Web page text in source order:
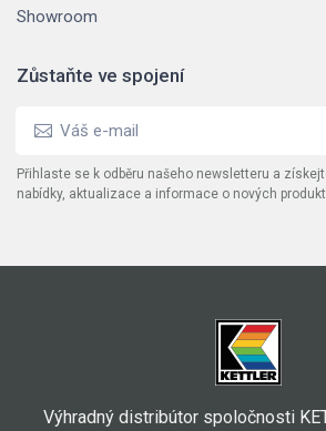
Showroom
Zůstaňte ve spojení
Přihlaste se k odběru našeho newsletteru a
nabídky, aktualizace a informace o nových
Výhradný distribútor spoločnosti